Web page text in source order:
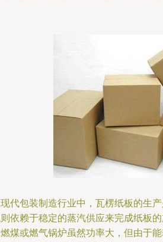
代包装制造行业中，瓦楞纸板的生
依赖于稳定的蒸汽供应来完成纸板
煤或燃气锅炉虽然功率大，但由于